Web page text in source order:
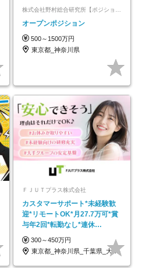
オープンポジション
500～1500万円
東京都_神奈川県
ＦＪＵＴプラス株式会社
カスタマーサポート*未経験歓
迎*リモートOK*月27.7万可*賞
与年2回*転勤なし*連休
OK/ZE010232
300～450万円
東京都_神奈川県_千葉県_大阪府_愛知県…